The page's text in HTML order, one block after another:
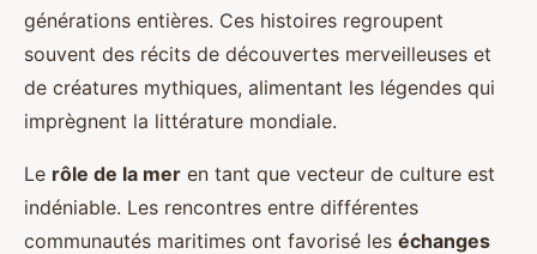
générations entières. Ces histoires regroupent
souvent des récits de découvertes merveilleuses et
de créatures mythiques, alimentant les légendes qui
imprègnent la littérature mondiale.
Le rôle de la mer en tant que vecteur de culture est
indéniable. Les rencontres entre différentes
communautés maritimes ont favorisé les échanges